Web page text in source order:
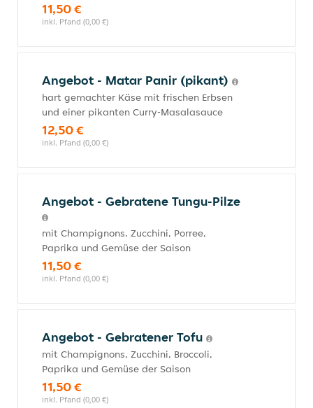
11,50 €
inkl. Pfand (0,00 €)
Angebot - Matar Panir (pikant)
hart gemachter Käse mit frischen Erbsen
und einer pikanten Curry-Masalasauce
12,50 €
inkl. Pfand (0,00 €)
Angebot - Gebratene Tungu-Pilze
mit Champignons, Zucchini, Porree,
Paprika und Gemüse der Saison
11,50 €
inkl. Pfand (0,00 €)
Angebot - Gebratener Tofu
mit Champignons, Zucchini, Broccoli,
Paprika und Gemüse der Saison
11,50 €
inkl. Pfand (0,00 €)